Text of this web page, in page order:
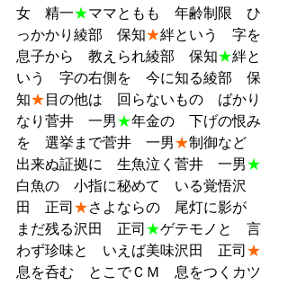
女　精一★ママともも　年齢制限　ひ
っかかり綾部　保知★絆という　字を
息子から　教えられ綾部　保知★絆と
いう　字の右側を　今に知る綾部　保
知★ 目の他は　回らないもの　ばかり
なり菅井　一男★年金の　下げの恨み
を　選挙まで菅井　一男★制御など
出来ぬ証拠に　生魚泣く菅井　一男★
白魚の　小指に秘めて　いる覚悟沢
田　正司 ★さよならの　尾灯に影が
まだ残る沢田　正司 ★ゲテモノと　言
わず珍味と　いえば美味沢田　正司 ★
息を呑む　とこでＣＭ　息をつくカツ